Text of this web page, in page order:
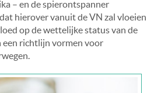
– en de spierontspanner
hierover vanuit de VN zal vloeien
op de wettelijke status van de
een richtlijn vormen voor